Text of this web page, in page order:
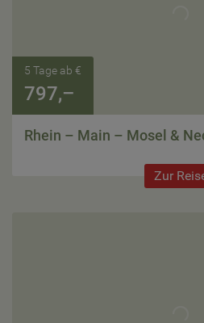
5 Tage ab €
797,–
Rhein – Main – Mosel &
Zur